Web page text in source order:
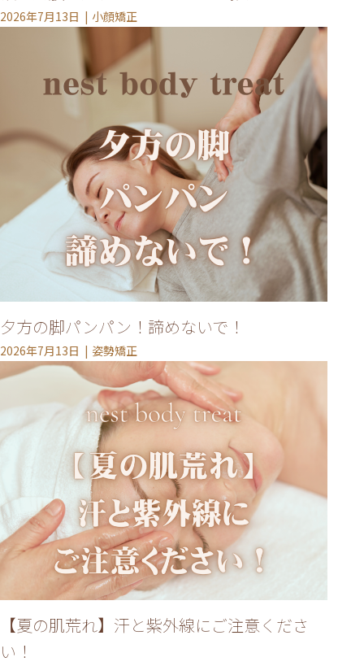
ACCESS
MIKIMOTO
PRIVACY POLICY
WEB予約する
電話予約
2026年7月13日 小顔矯正
夕方の脚パンパン！諦めないで！
2026年7月13日 姿勢矯正
【夏の肌荒れ】汗と紫外線にご注意くださ
い！